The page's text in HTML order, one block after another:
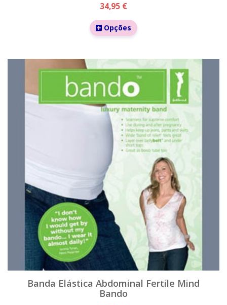
34,95 €
Opções
Banda Elástica Abdominal Fertile Mind
Bando